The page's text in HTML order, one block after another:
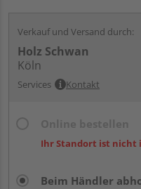
Verkauf und Versand durch:
Holz Schwan
Köln
Services Kontakt
Ihr Standort ist nicht
Beim Händler